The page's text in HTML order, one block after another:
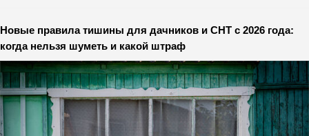
Новые правила тишины для дачников и СНТ с 2026 года:
когда нельзя шуметь и какой штраф